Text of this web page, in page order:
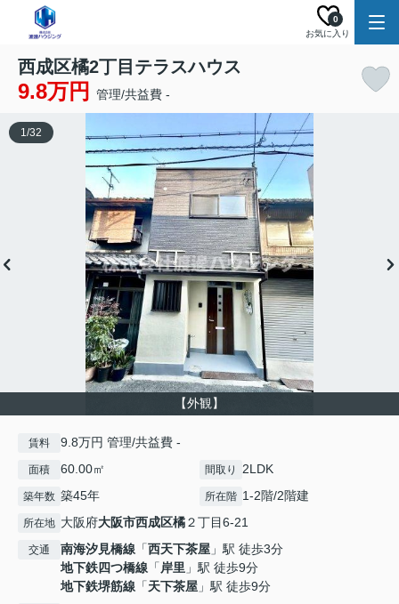
お気に入り
0
西成区橘2丁目テラスハウス
9.8万円 管理/共益費 -
【外観】
1/32
賃料 9.8万円 管理/共益費 -
面積 60.00㎡ 間取り 2LDK
築年数 築45年 所在階 1-2階/2階建
所在地 大阪府大阪市西成区橘２丁目6-21
交通 南海汐見橋線 「西天下茶屋 」駅 徒歩3分
地下鉄四つ橋線 「岸里 」駅 徒歩9分
地下鉄堺筋線 「天下茶屋 」駅 徒歩9分